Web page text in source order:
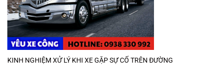
KINH NGHIỆM XỬ LÝ KHI XE GẶP SỰ CỐ TRÊN ĐƯỜNG